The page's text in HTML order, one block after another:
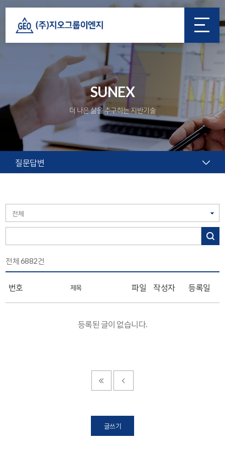
SUNEX
더 나은 삶을 추구하는 지반기술
질문답변
전체6882건
번호 제목 파일 작성자 등록일
등록된 글이 없습니다.
글쓰기